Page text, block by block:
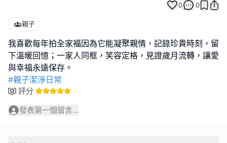
0 0
親子
我喜歡每年拍全家福因為它能凝聚親情，記錄珍貴時刻，留
下溫暖回憶；一家人同框，笑容定格，見證歲月流轉，讓愛
#親子潔淨日常
評分
發表第一個留言...